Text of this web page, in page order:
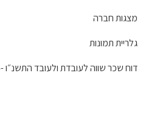
מצגות חברה
גלריית תמונות
דוח שכר שווה לעובדת ולעובד התשנ״ו -1996.